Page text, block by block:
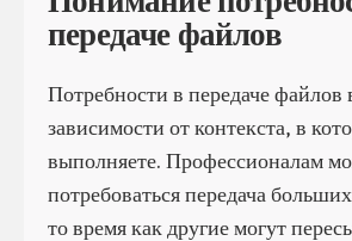
передаче файлов
Потребности в передаче файлов
зависимости от контекста, в
выполняете. Профессионалам
потребоваться передача
то время как другие могут